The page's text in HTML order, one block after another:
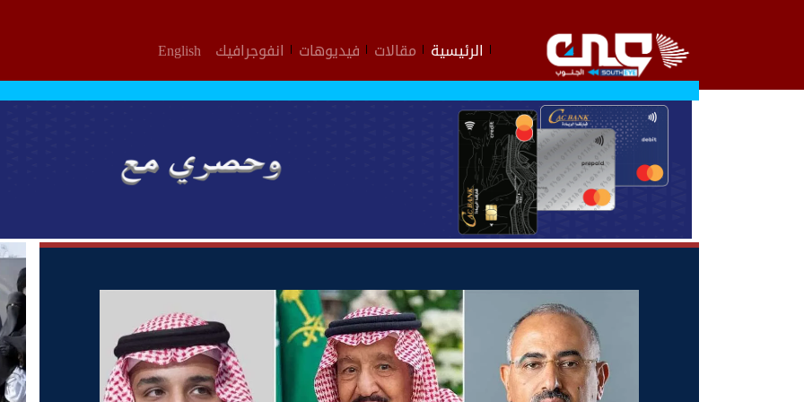
الرئيسية مقالات فيديوهات انفوجرافيك English